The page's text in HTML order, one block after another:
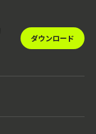
ダウンロード